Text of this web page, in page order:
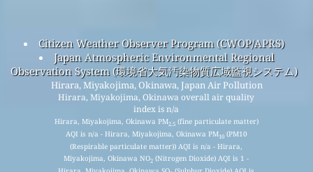
Citizen Weather Observer Program (CWOP/APRS)
Japan Atmospheric Environmental Regional
Observation System (環境省大気汚染物質広域監視システム)
Hirara, Miyakojima, Okinawa, Japan Air Pollution
Hirara, Miyakojima, Okinawa overall air quality
index is n/a
Hirara, Miyakojima, Okinawa PM2.5(fine particulate matter)
AQI is n/a - Hirara, Miyakojima, Okinawa PM10(PM10
(Respirable particulate matter)) AQI is n/a - Hirara,
Miyakojima, Okinawa NO2 (Nitrogen Dioxide) AQI is 1 -